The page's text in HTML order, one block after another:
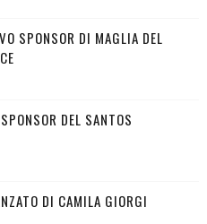
SPONSOR DI MAGLIA DEL
DEL SANTOS
DI CAMILA GIORGI